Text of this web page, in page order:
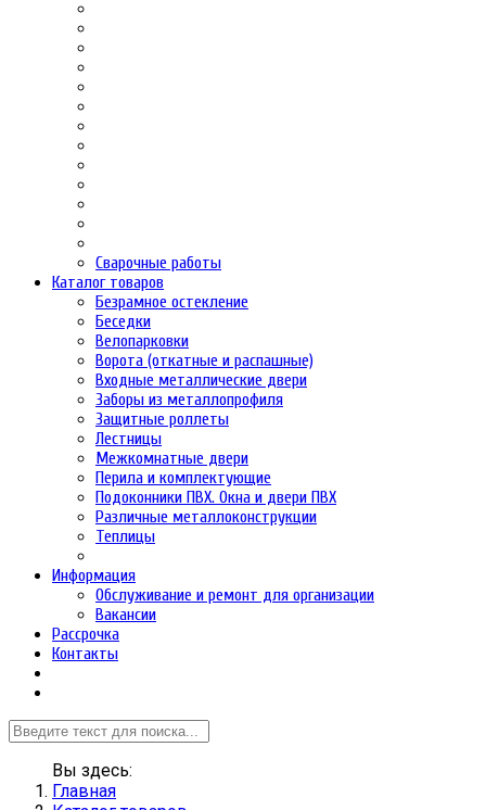
Сварочные работы
Каталог товаров
Безрамное остекление
Беседки
Велопарковки
Ворота (откатные и распашные)
Входные металлические двери
Заборы из металлопрофиля
Защитные роллеты
Лестницы
Межкомнатные двери
Перила и комплектующие
Подоконники ПВХ. Окна и двери ПВХ
Различные металлоконструкции
Теплицы
Информация
Обслуживание и ремонт для организации
Вакансии
Рассрочка
Контакты
Вы здесь:
Главная